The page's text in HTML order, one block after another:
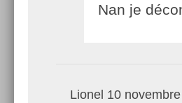
Nan je
Lionel 10